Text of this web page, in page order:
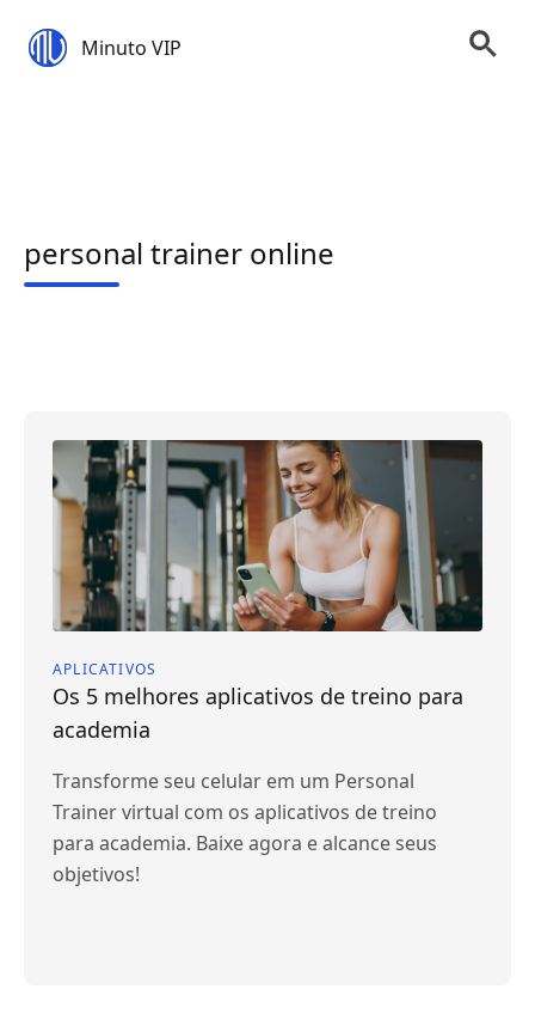
Minuto VIP
personal trainer online
APLICATIVOS
Os 5 melhores aplicativos de treino para
academia
Transforme seu celular em um Personal
Trainer virtual com os aplicativos de treino
para academia. Baixe agora e alcance seus
objetivos!